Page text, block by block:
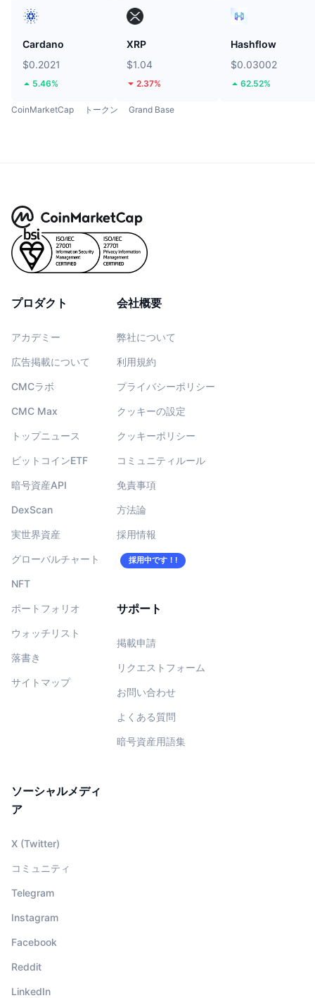
Cardano
$0.2021
5.46%
XRP
$1.04
2.37%
Hashflow
$0.03002
62.52%
CoinMarketCap トークン Grand Base
プロダクト
アカデミー
広告掲載について
CMCラボ
CMC Max
トップニュース
ビットコインETF
暗号資産API
DexScan
実世界資産
グローバルチャート
NFT
ポートフォリオ
ウォッチリスト
落書き
サイトマップ
会社概要
弊社について
利用規約
プライバシーポリシー
クッキーの設定
クッキーポリシー
コミュニティルール
免責事項
方法論
採用情報
採用中です！!
サポート
掲載申請
リクエストフォーム
お問い合わせ
よくある質問
暗号資産用語集
ソーシャルメディ
ア
X (Twitter)
コミュニティ
Telegram
Instagram
Facebook
Reddit
LinkedIn